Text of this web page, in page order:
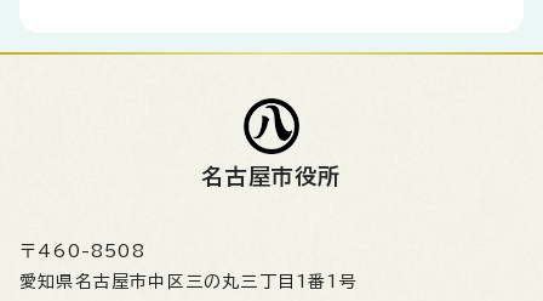
名古屋市役所
〒460-8508
愛知県名古屋市中区三の丸三丁目1番1号